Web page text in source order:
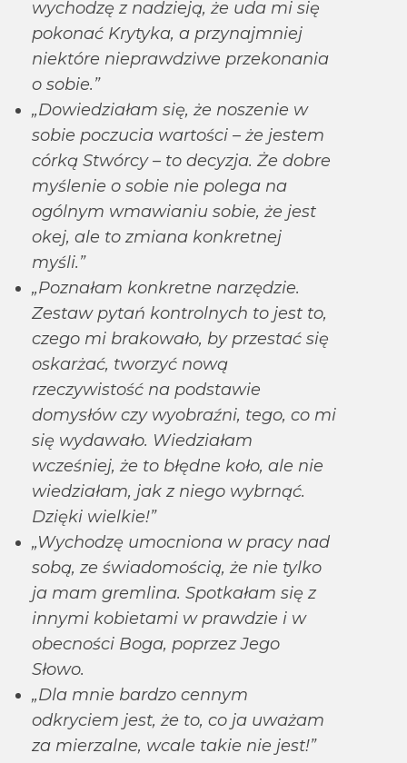
wychodzę z nadzieją, że uda mi się
pokonać Krytyka, a przynajmniej
niektóre nieprawdziwe przekonania
o sobie.”
„Dowiedziałam się, że noszenie w
sobie poczucia wartości – że jestem
córką Stwórcy – to decyzja. Że dobre
myślenie o sobie nie polega na
ogólnym wmawianiu sobie, że jest
okej, ale to zmiana konkretnej
myśli.”
„Poznałam konkretne narzędzie.
Zestaw pytań kontrolnych to jest to,
czego mi brakowało, by przestać się
oskarżać, tworzyć nową
rzeczywistość na podstawie
domysłów czy wyobraźni, tego, co mi
się wydawało. Wiedziałam
wcześniej, że to błędne koło, ale nie
wiedziałam, jak z niego wybrnąć.
Dzięki wielkie!”
„Wychodzę umocniona w pracy nad
sobą, ze świadomością, że nie tylko
ja mam gremlina. Spotkałam się z
innymi kobietami w prawdzie i w
obecności Boga, poprzez Jego
Słowo.
„Dla mnie bardzo cennym
odkryciem jest, że to, co ja uważam
za mierzalne, wcale takie nie jest!”